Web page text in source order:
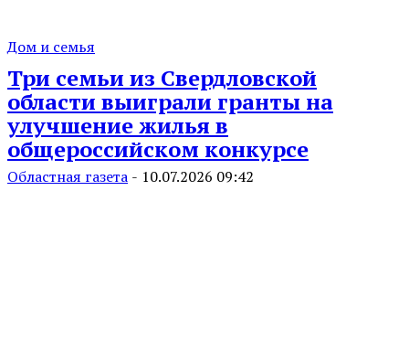
Дом и семья
Три семьи из Свердловской
области выиграли гранты на
улучшение жилья в
общероссийском конкурсе
Областная газета - 10.07.2026 09:42